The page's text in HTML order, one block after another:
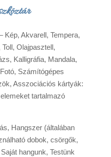
Kép, Akvarell, Tempera,
Olajpasztell,
Kalligráfia, Mandala,
Számítógépes
Asszociációs kártyák:
tartalmazó
Hangszer (általában
dobok, csörgők,
hangunk, Testünk